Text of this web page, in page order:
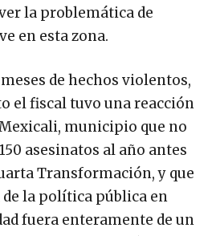
la problemática de
en esta zona.
de hechos violentos,
el fiscal tuvo una reacción
municipio que no
asesinatos al año antes
Transformación, y que
la política pública en
fuera enteramente de un